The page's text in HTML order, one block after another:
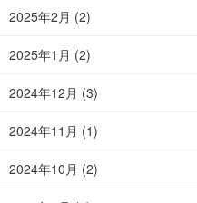
2025年2月 (2)
2025年1月 (2)
2024年12月 (3)
2024年11月 (1)
2024年10月 (2)